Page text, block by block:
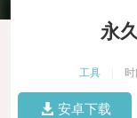
永
工具
安卓下载